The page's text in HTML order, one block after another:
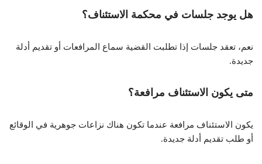
هل يوجد جلسات في محكمة الاستئناف؟
نعم، تعقد جلسات إذا تطلبت القضية سماع المرافعات أو تقديم أدلة
جديدة.
متى يكون الاستئناف مرافعة؟
يكون الاستئناف مرافعة عندما تكون هناك نزاعات جوهرية في الوقائع
أو طلب تقديم أدلة جديدة.